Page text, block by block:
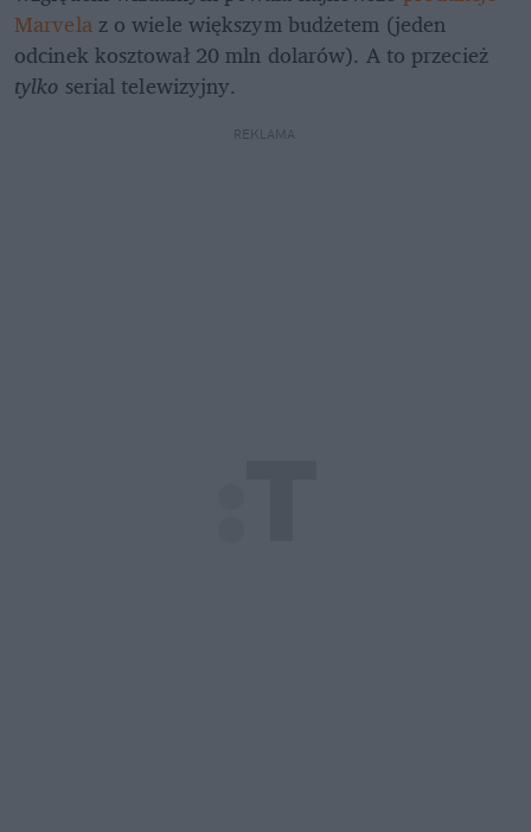
Marvela z o wiele większym budżetem (jeden
odcinek kosztował 20 mln dolarów). A to przecież
tylko serial telewizyjny.
REKLAMA